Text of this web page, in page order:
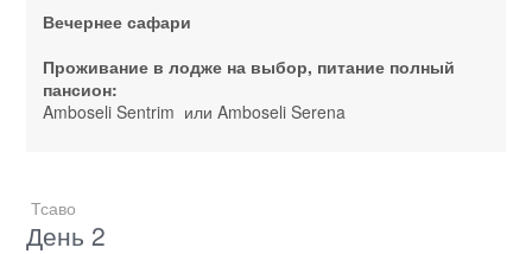
Вечернее сафари
Проживание в лодже на выбор, питание полный
пансион:
Amboseli Sentrim или Amboseli Serena
Тсаво
День 2